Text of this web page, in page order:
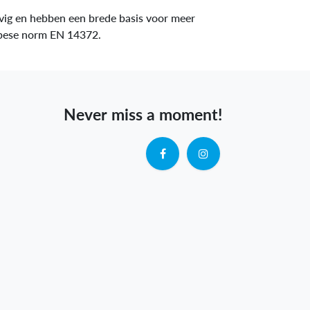
en hebben een brede basis voor meer
norm EN 14372.
Never miss a moment!